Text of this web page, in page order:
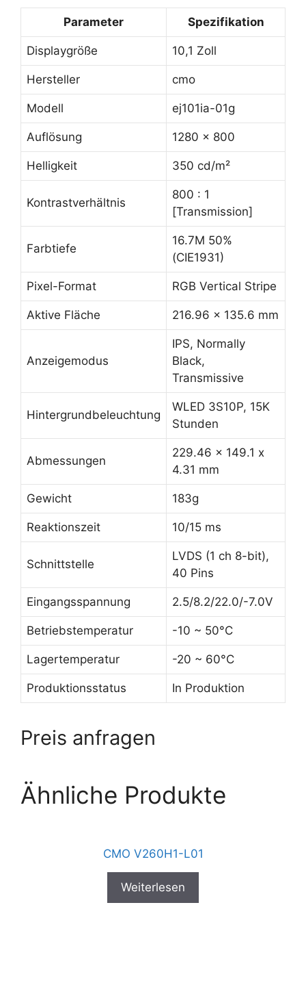
Parameter Spezifikation
Displaygröße 10,1 Zoll
Hersteller cmo
Modell ej101ia-01g
Auflösung 1280 x 800
Helligkeit 350 cd/m²
Kontrastverhältnis
800 : 1
[Transmission]
Farbtiefe
16.7M 50%
(CIE1931)
Pixel-Format RGB Vertical Stripe
Aktive Fläche 216.96 x 135.6 mm
Anzeigemodus
IPS, Normally
Black,
Transmissive
Hintergrundbeleuchtung
WLED 3S10P, 15K
Stunden
Abmessungen
229.46 x 149.1 x
4.31 mm
Gewicht 183g
Reaktionszeit 10/15 ms
Schnittstelle
LVDS (1 ch 8-bit),
40 Pins
Eingangsspannung 2.5/8.2/22.0/-7.0V
Betriebstemperatur -10 ~ 50°C
Lagertemperatur -20 ~ 60°C
Produktionsstatus In Produktion
Preis anfragen
Ähnliche Produkte
CMO V260H1-L01
Weiterlesen